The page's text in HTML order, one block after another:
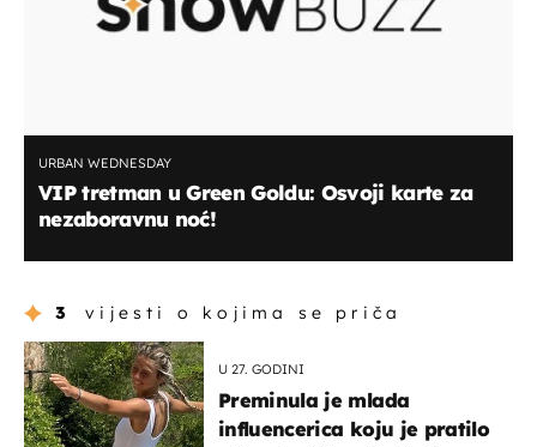
URBAN WEDNESDAY
VIP tretman u Green Goldu: Osvoji karte za
nezaboravnu noć!
3 vijesti o kojima se priča
U 27. GODINI
Preminula je mlada
influencerica koju je pratilo